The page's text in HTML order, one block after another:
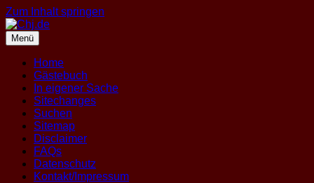
Zum Inhalt springen
Menü
Home
Gästebuch
In eigener Sache
Sitechanges
Suchen
Sitemap
Disclaimer
FAQs
Datenschutz
Kontakt/Impressum